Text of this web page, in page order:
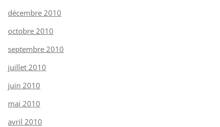
décembre 2010
octobre 2010
septembre 2010
juillet 2010
juin 2010
mai 2010
avril 2010